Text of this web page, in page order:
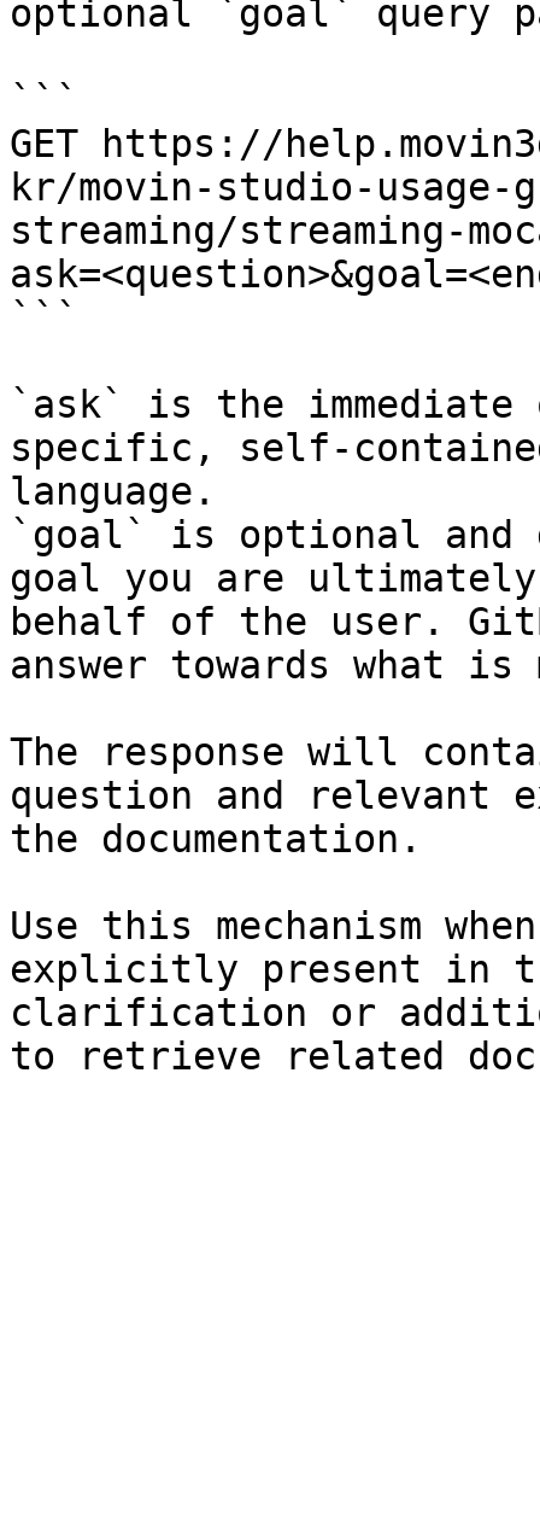
optional `goal` query
```
GET https://
kr/movin-studio-
streaming/streaming-
```
`ask` is the
specific, self-
language.
`goal` is optional and
goal you are
behalf of the user.
answer towards what
The response will
question and relevant
the documentation.
Use this mechanism
explicitly present in
clarification or